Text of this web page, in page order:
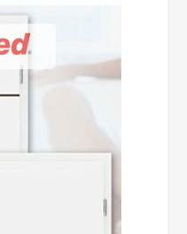
DVEŘE
DVEŘE
DVEŘE